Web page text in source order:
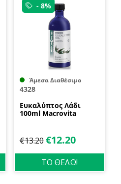
- 8%
Άμεσα Διαθέσιμο
4328
Ευκαλύπτος Λάδι
100ml Macrovita
€13.20 €12.20
ΤΟ ΘΕΛΩ!